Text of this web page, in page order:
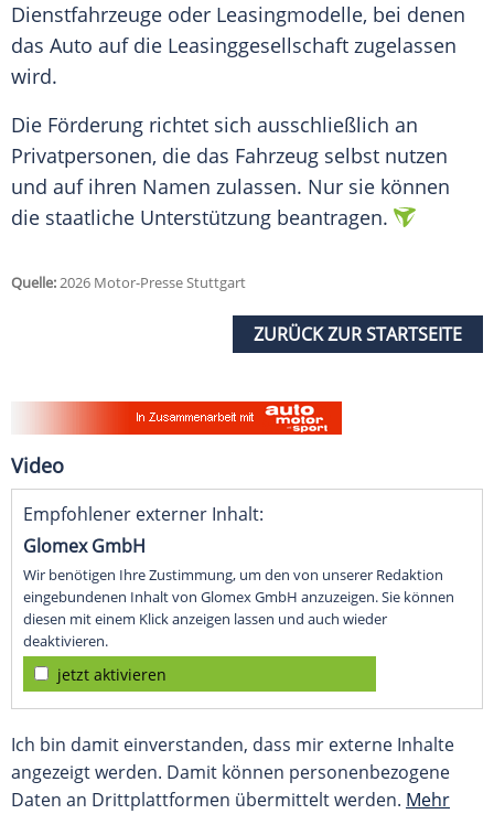
Dienstfahrzeuge oder Leasingmodelle, bei denen
das Auto auf die Leasinggesellschaft zugelassen
wird.
Die Förderung richtet sich ausschließlich an
Privatpersonen, die das Fahrzeug selbst nutzen
und auf ihren Namen zulassen. Nur sie können
die staatliche Unterstützung beantragen.
Quelle:2026 Motor-Presse Stuttgart
ZURÜCK ZUR STARTSEITE
Video
Empfohlener externer Inhalt:
Glomex GmbH
Wir benötigen Ihre Zustimmung, um den von unserer Redaktion
eingebundenen Inhalt von Glomex GmbH anzuzeigen. Sie können
diesen mit einem Klick anzeigen lassen und auch wieder
deaktivieren.
jetzt aktivieren
Ich bin damit einverstanden, dass mir externe Inhalte
angezeigt werden. Damit können personenbezogene
Daten an Drittplattformen übermittelt werden. Mehr